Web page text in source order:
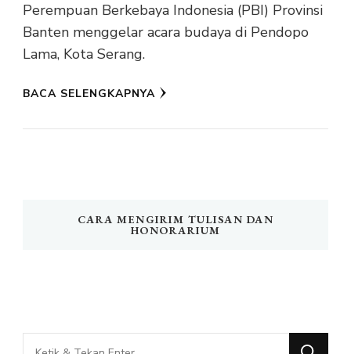
Perempuan Berkebaya Indonesia (PBI) Provinsi
Banten menggelar acara budaya di Pendopo
Lama, Kota Serang.
BACA SELENGKAPNYA
CARA MENGIRIM TULISAN DAN
HONORARIUM
Mencari